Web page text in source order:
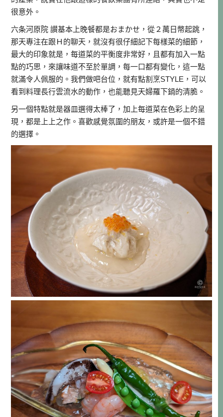
很意外。
六条河原院 讃基本上晚餐都是おまかせ，從２萬日幣起跳，
那天專注在跟Ｈ的聊天，就沒有很仔細記下每樣菜的細節，
最大的印象就是，每道菜的平衡度非常好，且都有加入一點
點的巧思，來讓味道不至於單調，每一口都有變化，這一點
就滿令人佩服的。我們做吧台位，就有點割烹STYLE，可以
看到料理長行雲流水的動作，也能聽見天婦羅下鍋的清脆。
另一個特點就是器皿選得太棒了，加上每道菜在色彩上的呈
現，都是上上之作。喜歡感覺氛圍的朋友，或許是一個不錯
的選擇。